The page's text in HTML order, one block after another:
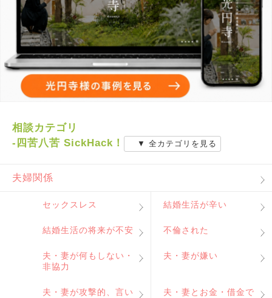
相談カテゴリ
-四苦八苦 SickHack！
▼ 全カテゴリを見る
夫婦関係
セックスレス 結婚生活が辛い
結婚生活の将来が不安 不倫された
夫・妻が何もしない・
非協力
夫・妻が嫌い
夫・妻が攻撃的、言い
夫・妻とお金・借金で